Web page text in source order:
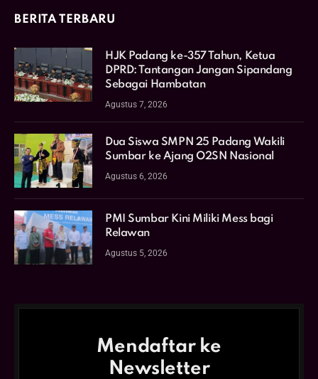
BERITA TERBARU
HJK Padang ke-357 Tahun, Ketua
DPRD: Tantangan Jangan Sipandang
Sebagai Hambatan
Agustus 7, 2026
Dua Siswa SMPN 25 Padang Wakili
Sumbar ke Ajang O2SN Nasional
Agustus 6, 2026
PMI Sumbar Kini Miliki Mess bagi
Relawan
Agustus 5, 2026
Mendaftar ke
Newsletter